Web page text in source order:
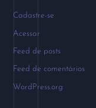
Cadastre-se
Acessar
Feed de posts
Feed de comentários
WordPress.org